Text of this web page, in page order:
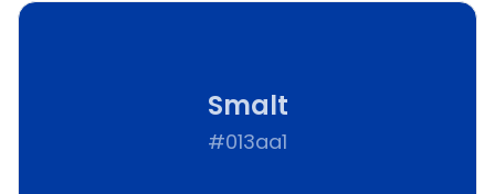
Smalt
#013aa1